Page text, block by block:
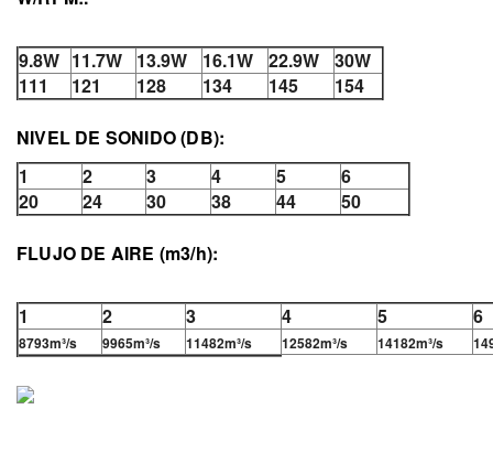
9.8W 11.7W 13.9W 16.1W 22.9W
30W
111
121 128 134 145 154
NIVEL DE SONIDO (DB):
1
2 3 4 5
6
20
24 30 38 44 50
FLUJO DE AIRE (m3/h):
1 2 3 4 5 6
8793m³/s 9965m³/s 11482m³/s 12582m³/s 14182m³/s